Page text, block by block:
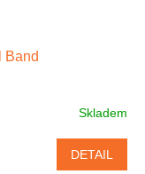
Band
Skladem
DETAIL